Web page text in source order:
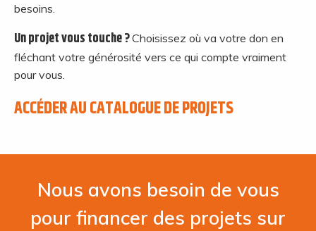
besoins.
Un projet vous touche ?Choisissez où va votre don en
fléchant votre générosité vers ce qui compte vraiment
pour vous.
ACCÉDER AU CATALOGUE DE PROJETS
Nous avons besoin de vous
pour financer des projets sur